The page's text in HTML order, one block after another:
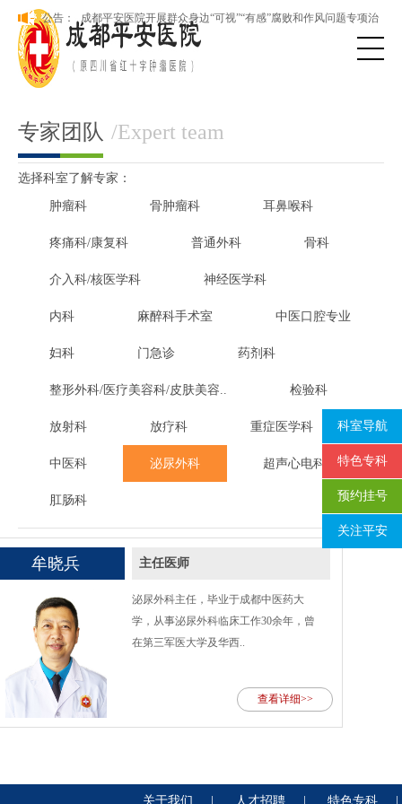
公告：
成都平安医院开展群众身边“可视”“有感”腐败和作风问题专项治
理
本院新版网站正式上线，欢迎访问！
理
专家团队 /Expert team
选择科室了解专家：
肿瘤科 骨肿瘤科 耳鼻喉科
疼痛科/康复科 普通外科 骨科
介入科/核医学科 神经医学科
内科 麻醉科手术室 中医口腔专业
妇科 门急诊 药剂科
整形外科/医疗美容科/皮肤美容.. 检验科
放射科 放疗科 重症医学科
中医科 泌尿外科 超声心电科
肛肠科
牟晓兵 主任医师
泌尿外科主任，毕业于成都中医药大
学，从事泌尿外科临床工作30余年，曾
在第三军医大学及华西..
查看详细>>
关于我们 人才招聘 特色专科
科室导航
特色专科
预约挂号
关注平安